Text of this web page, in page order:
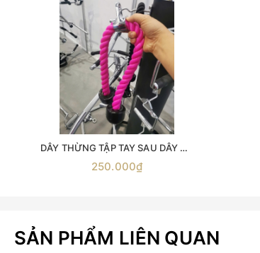
DÂY THỪNG TẬP TAY SAU DÂY KÉO CÁP ( phụ kiện số 4 ) -dây thừng kéo xô -dây thừng tập xô -dây thừng tập tay- sau phụ kiện kéo xô dây đôi tập tay sau dây đôi tập xô tay
250.000₫
SẢN PHẨM LIÊN QUAN